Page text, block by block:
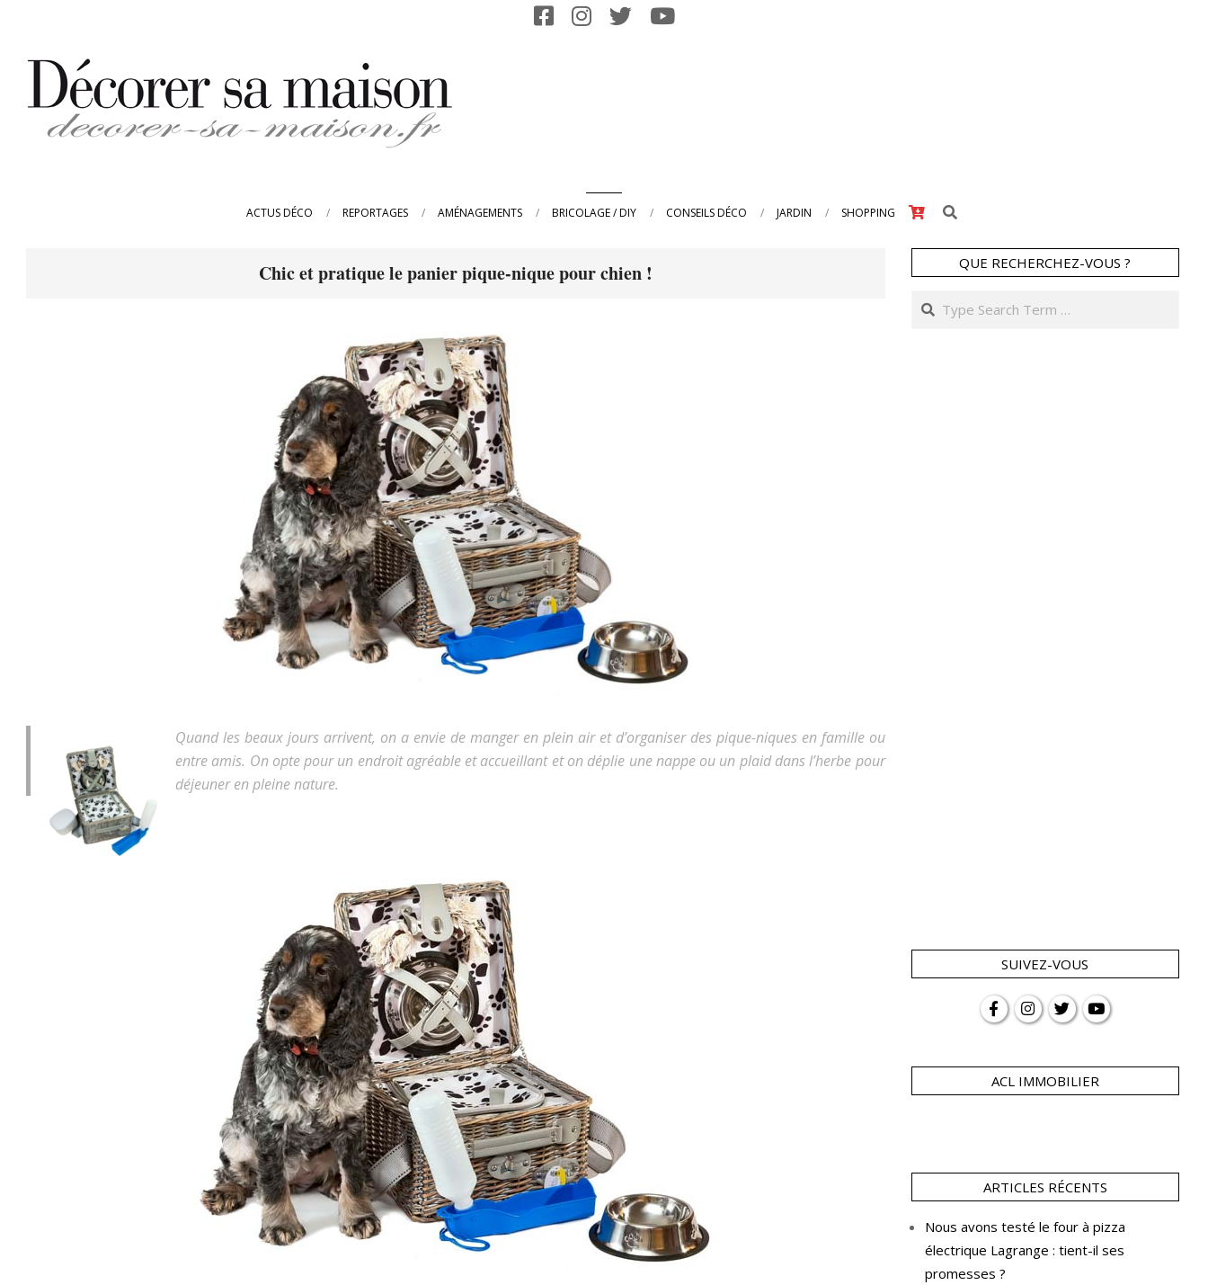
content
ACTUS DÉCO REPORTAGES AMÉNAGEMENTS BRICOLAGE / DIY CONSEILS DÉCO JARDIN SHOPPING Search
Chic et pratique le panier pique-nique pour chien !
Quand les beaux jours arrivent, on a envie de manger en plein air et d’organiser des pique-niques en famille ou
entre amis. On opte pour un endroit agréable et accueillant et on déplie une nappe ou un plaid dans l’herbe pour
déjeuner en pleine nature.
QUE RECHERCHEZ-VOUS ?
Search
SUIVEZ-VOUS
ACL IMMOBILIER
ARTICLES RÉCENTS
Nous avons testé le four à pizza
électrique Lagrange : tient-il ses
promesses ?